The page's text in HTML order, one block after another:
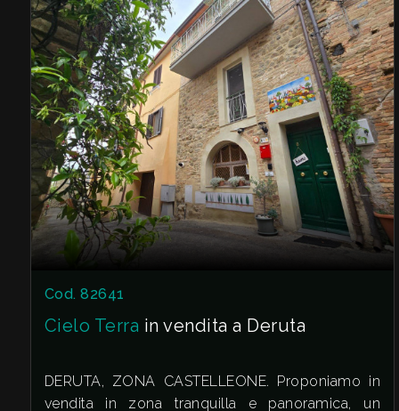
generosa altezza e travi in legno a vista;
da qui si accede ad una splendida terrazza
esclusiva con vista mozzafiato sui tetti del borgo
e sulla valle umbra.
Incluso nella proprietà abbiamo un comodo
parcheggio privato, una vera rarità nel centro
storico.
Cod. 82641
Cielo Terra in vendita a Deruta
DERUTA, ZONA CASTELLEONE. Proponiamo in
vendita in zona tranquilla e panoramica, un
2
3
4
5
5+
1